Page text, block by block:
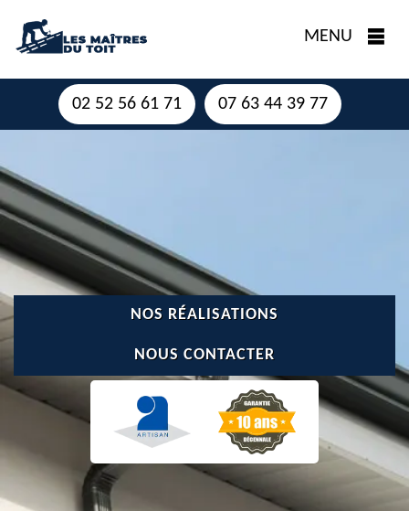
MENU
02 52 56 61 71 07 63 44 39 77
NOS RÉALISATIONS
NOUS CONTACTER